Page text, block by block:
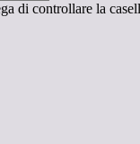
di controllare la